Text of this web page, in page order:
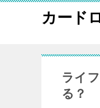
カード
ライ
る？